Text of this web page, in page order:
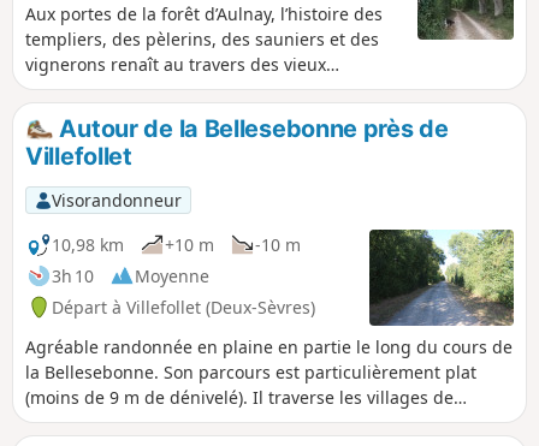
Aux portes de la forêt d’Aulnay, l’histoire des
templiers, des pèlerins, des sauniers et des
vignerons renaît au travers des vieux
chemins, des carrés de vigne et de la
Commanderie. Cette randonnée permet de
découvrir les aires de détente de la Chaume
et de la Chauvière, l’Église d’Ensigné, le
Chemin de Contré et le Chemin Saunier, la
Commanderie des Templiers, les chênes de
Fief-Louis, le puits à cigogne du Lac et le trou
de l’Ormeau.
Autour de la Bellesebonne près de
Villefollet
Visorandonneur
10,98 km
+10 m
-10 m
3h 10
Moyenne
Départ à Villefollet (Deux-Sèvres)
Agréable randonnée en plaine en partie le long du cours de
la Bellesebonne. Son parcours est particulièrement plat
(moins de 9 m de dénivelé). Il traverse les villages de
Villefollet et de Maillé.